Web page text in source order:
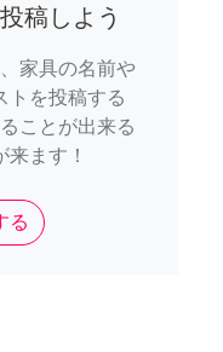
稿しよう
家具の名前や
トを投稿する
ことが出来る
ます！
る